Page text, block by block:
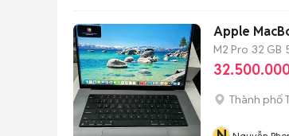
Apple
M2 Pro 32 GB
Thành phố